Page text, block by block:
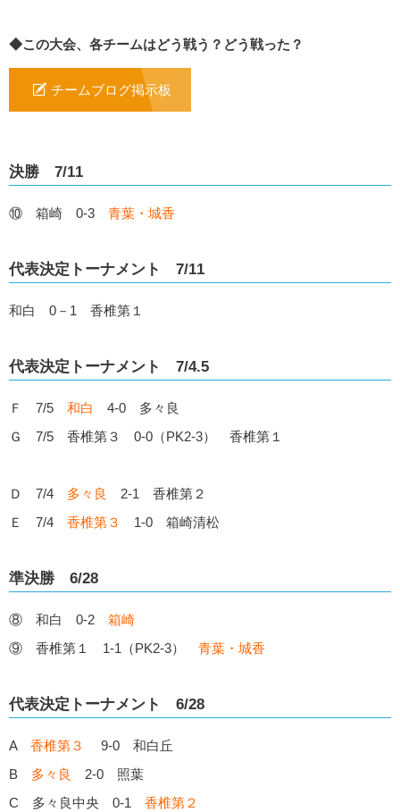
◆この大会、各チームはどう戦う？どう戦った？
チームブログ掲示板
決勝 7/11
⑩ 箱崎 0-3 青葉・城香
代表決定トーナメント 7/11
和白 0－1 香椎第１
代表決定トーナメント 7/4.5
Ｆ 7/5 和白
4-0 多々良
Ｇ 7/5 香椎第３ 0-0（PK2-3） 香椎第１
Ｄ 7/4 多々良
2-1 香椎第２
Ｅ 7/4 香椎第３ 1-0 箱崎清松
準決勝 6/28
⑧ 和白 0-2 箱崎
⑨ 香椎第１ 1-1（PK2-3） 青葉・城香
代表決定トーナメント 6/28
A 香椎第３
9-0 和白丘
B 多々良
2-0 照葉
C 多々良中央 0-1 香椎第２